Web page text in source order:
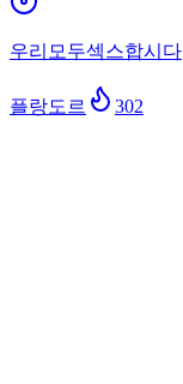
우리모두섹스합시다
플랑도르 302